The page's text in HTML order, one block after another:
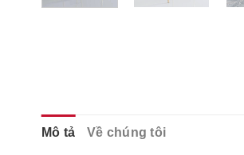
Mô tả Về chúng tôi